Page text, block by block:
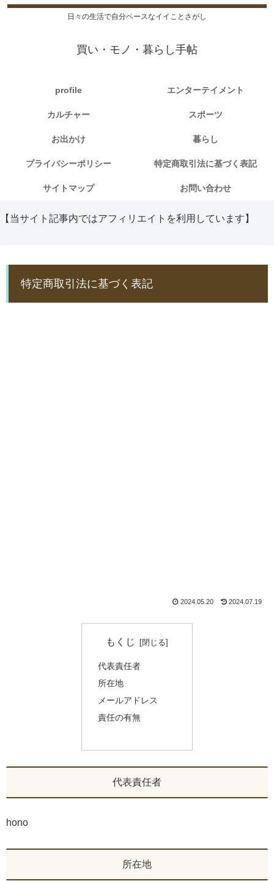
日々の生活で自分ペースなイイことさがし
買い・モノ・暮らし手帖
profile エンターテイメント
カルチャー スポーツ
お出かけ 暮らし
プライバシーポリシー 特定商取引法に基づく表記
サイトマップ お問い合わせ
【当サイト記事内ではアフィリエイトを利用しています】
特定商取引法に基づく表記
2024.05.20 2024.07.19
もくじ
代表責任者
所在地
メールアドレス
責任の有無
代表責任者
hono
所在地